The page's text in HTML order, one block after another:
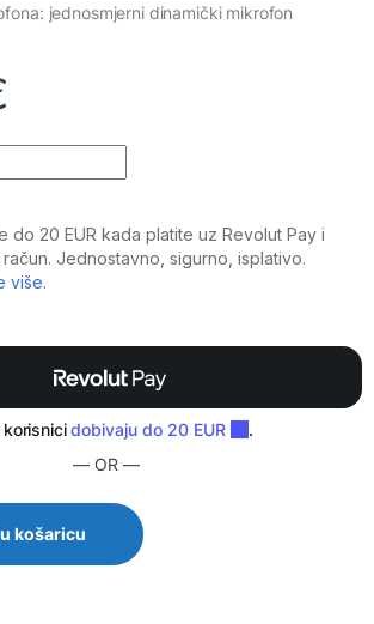
jednosmjerni dinamički mikrofon
Solo F1, ručni bežićni mikrofon quantity
— OR —
košaricu